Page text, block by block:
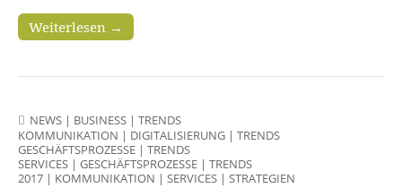
Weiterlesen →
NEWS | BUSINESS | TRENDS
KOMMUNIKATION | DIGITALISIERUNG | TRENDS
GESCHÄFTSPROZESSE | TRENDS
SERVICES | GESCHÄFTSPROZESSE | TRENDS
2017 | KOMMUNIKATION | SERVICES | STRATEGIEN